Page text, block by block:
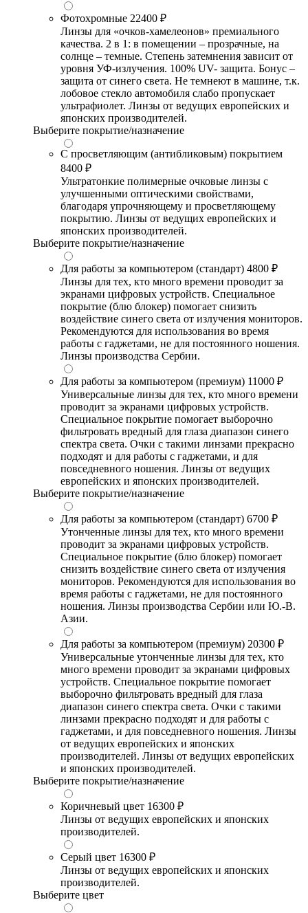
Фотохромные 22400 ₽
Линзы для «очков-хамелеонов» премиального
качества. 2 в 1: в помещении – прозрачные, на
солнце – темные. Степень затемнения зависит от
уровня УФ-излучения. 100% UV- защита. Бонус –
защита от синего света. Не темнеют в машине, т.к.
лобовое стекло автомобиля слабо пропускает
ультрафиолет. Линзы от ведущих европейских и
японских производителей.
Выберите покрытие/назначение
С просветляющим (антибликовым) покрытием
8400 ₽
Ультратонкие полимерные очковые линзы с
улучшенными оптическими свойствами,
благодаря упрочняющему и просветляющему
покрытию. Линзы от ведущих европейских и
японских производителей.
Выберите покрытие/назначение
Для работы за компьютером (стандарт) 4800 ₽
Линзы для тех, кто много времени проводит за
экранами цифровых устройств. Специальное
покрытие (блю блокер) помогает снизить
воздействие синего света от излучения мониторов.
Рекомендуются для использования во время
работы с гаджетами, не для постоянного ношения.
Линзы производства Сербии.
Для работы за компьютером (премиум) 11000 ₽
Универсальные линзы для тех, кто много времени
проводит за экранами цифровых устройств.
Специальное покрытие помогает выборочно
фильтровать вредный для глаза диапазон синего
спектра света. Очки с такими линзами прекрасно
подходят и для работы с гаджетами, и для
повседневного ношения. Линзы от ведущих
европейских и японских производителей.
Выберите покрытие/назначение
Для работы за компьютером (стандарт) 6700 ₽
Утонченные линзы для тех, кто много времени
проводит за экранами цифровых устройств.
Специальное покрытие (блю блокер) помогает
снизить воздействие синего света от излучения
мониторов. Рекомендуются для использования во
время работы с гаджетами, не для постоянного
ношения. Линзы производства Сербии или Ю.-В.
Азии.
Для работы за компьютером (премиум) 20300 ₽
Универсальные утонченные линзы для тех, кто
много времени проводит за экранами цифровых
устройств. Специальное покрытие помогает
выборочно фильтровать вредный для глаза
диапазон синего спектра света. Очки с такими
линзами прекрасно подходят и для работы с
гаджетами, и для повседневного ношения. Линзы
от ведущих европейских и японских
производителей. Линзы от ведущих европейских
и японских производителей.
Выберите покрытие/назначение
Коричневый цвет 16300 ₽
Линзы от ведущих европейских и японских
производителей.
Серый цвет 16300 ₽
Линзы от ведущих европейских и японских
производителей.
Выберите цвет